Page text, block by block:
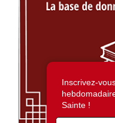
Inscrivez-
Sainte !